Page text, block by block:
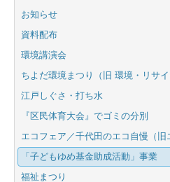
お知らせ
資料配布
環境講演会
ちよだ環境まつり（旧 環境・リサイ
江戸しぐさ・打ち水
『区民体育大会』でゴミの分別
エコフェア／千代田のエコ自慢（旧
「子どもゆめ基金助成活動」事業
福祉まつり